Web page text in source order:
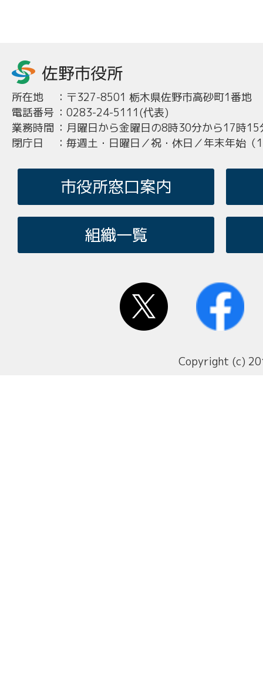
所在地 ： 〒327-8501 栃木県佐野市高砂町1番地
電話番号 ： 0283-24-5111(代表)
業務時間 ： 月曜日から金曜日の8時30分から17時15
閉庁日
： 毎週土・日曜日／祝・休日／年末年始
市役所窓口案内
組織一覧
Copyright (c)